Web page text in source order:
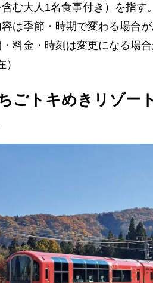
む大人1名食事付き）を指す。
は季節・時期で変わる場合が
料金・時刻は変更になる場
トキめきリゾー